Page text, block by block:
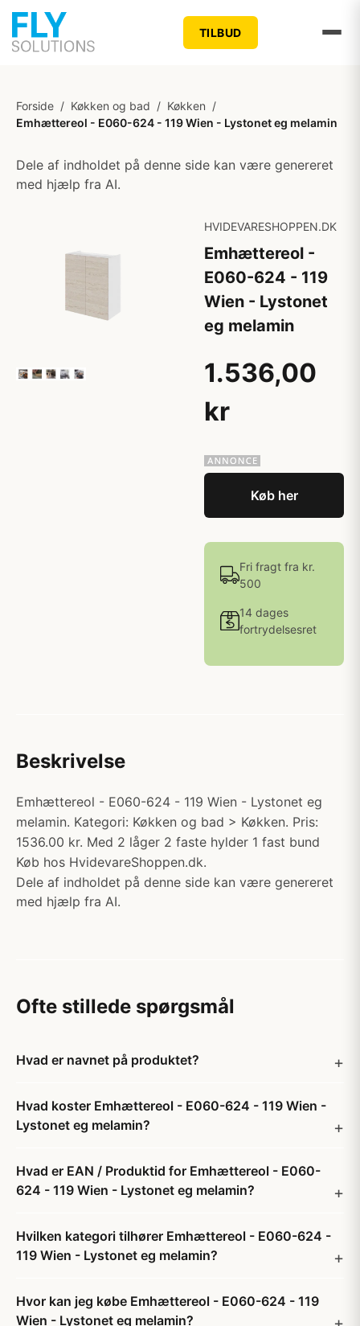
TILBUD
Forside / Køkken og bad / Køkken /
Emhættereol - E060-624 - 119 Wien - Lystonet eg melamin
Dele af indholdet på denne side kan være genereret
med hjælp fra AI.
HVIDEVARESHOPPEN.DK
Emhættereol -
E060-624 - 119
Wien - Lystonet
eg melamin
1.536,00
kr
Køb her
Fri fragt fra kr.
500
14 dages
fortrydelsesret
Beskrivelse
Emhættereol - E060-624 - 119 Wien - Lystonet eg
melamin. Kategori: Køkken og bad > Køkken. Pris:
1536.00 kr. Med 2 låger 2 faste hylder 1 fast bund
Køb hos HvidevareShoppen.dk.
Dele af indholdet på denne side kan være genereret
med hjælp fra AI.
Ofte stillede spørgsmål
Hvad er navnet på produktet?
Hvad koster Emhættereol - E060-624 - 119 Wien -
Lystonet eg melamin?
Hvad er EAN / Produktid for Emhættereol - E060-
624 - 119 Wien - Lystonet eg melamin?
Hvilken kategori tilhører Emhættereol - E060-624 -
119 Wien - Lystonet eg melamin?
Hvor kan jeg købe Emhættereol - E060-624 - 119
Wien - Lystonet eg melamin?